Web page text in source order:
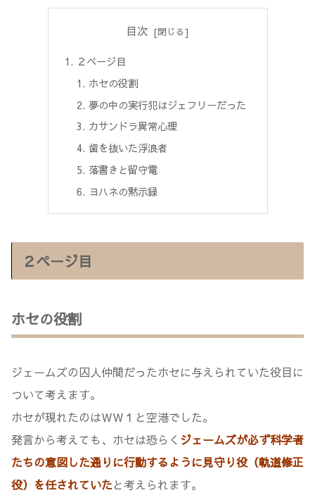
目次
２ページ目
ホセの役割
夢の中の実行犯はジェフリーだった
カサンドラ異常心理
歯を抜いた浮浪者
落書きと留守電
ヨハネの黙示録
２ページ目
ホセの役割
ジェームズの囚人仲間だったホセに与えられていた役目に
ついて考えます。
ホセが現れたのはＷＷ１と空港でした。
発言から考えても、ホセは恐らく ジェームズが必ず科学者
たちの意図した通りに行動するように見守り役（軌道修正
役）を任されていたと考えられます。